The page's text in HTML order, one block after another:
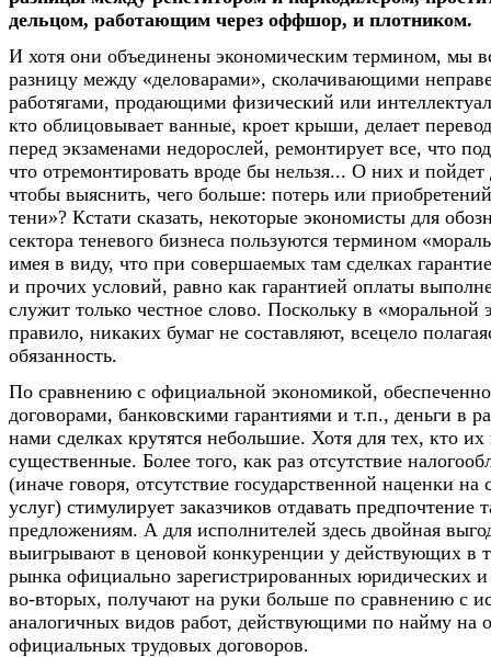
дельцом, работающим через оффшор, и плотником.
И хотя они объединены экономическим термином, мы
разницу между «деловарами», сколачивающими
работягами, продающими физический или
кто облицовывает ванные, кроет крыши, делает
перед экзаменами недорослей, ремонтирует все, что
что отремонтировать вроде бы нельзя... О них и пойдет
чтобы выяснить, чего больше: потерь или
тени»? Кстати сказать, некоторые экономисты для
сектора теневого бизнеса пользуются термином
имея в виду, что при совершаемых там сделках
и прочих условий, равно как гарантией оплаты
служит только честное слово. Поскольку в «моральной
правило, никаких бумаг не составляют, всецело
обязанность.
По сравнению с официальной экономикой,
договорами, банковскими гарантиями и т.п., деньги в
нами сделках крутятся небольшие. Хотя для тех, кто
существенные. Более того, как раз отсутствие
(иначе говоря, отсутствие государственной наценки на
услуг) стимулирует заказчиков отдавать предпочтение
предложениям. А для исполнителей здесь двойная
выигрывают в ценовой конкуренции у действующих в
рынка официально зарегистрированных юридических
во-вторых, получают на руки больше по сравнению с
аналогичных видов работ, действующими по найму на
официальных трудовых договоров.